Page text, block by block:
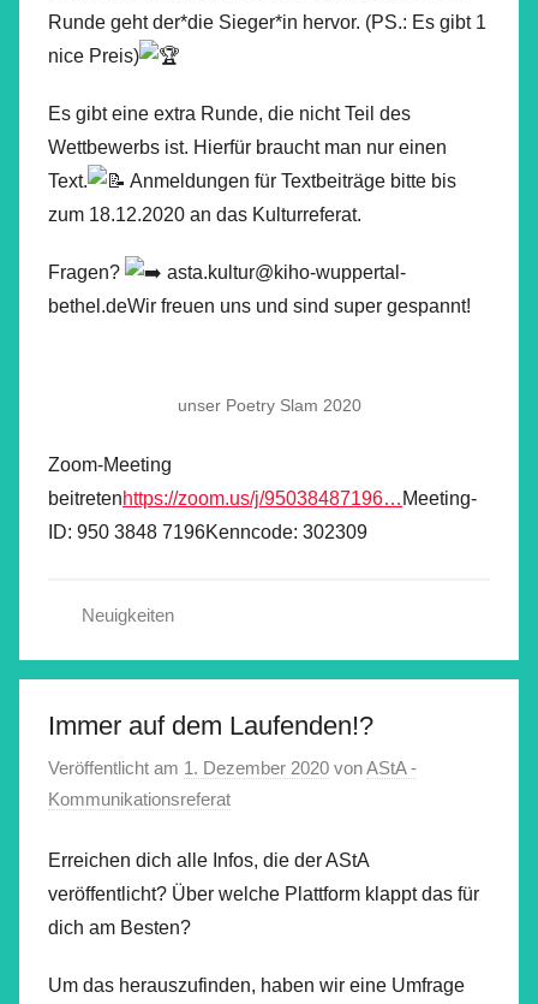
Runde geht der*die Sieger*in hervor. (PS.: Es gibt 1
nice Preis)
Es gibt eine extra Runde, die nicht Teil des
Wettbewerbs ist. Hierfür braucht man nur einen
Text.
Anmeldungen für Textbeiträge bitte bis
zum 18.12.2020 an das Kulturreferat.
Fragen?
asta.kultur@kiho-wuppertal-
bethel.deWir freuen uns und sind super gespannt!
unser Poetry Slam 2020
Zoom-Meeting
beitretenhttps://zoom.us/j/95038487196… Meeting-
ID: 950 3848 7196Kenncode: 302309
Neuigkeiten
Immer auf dem Laufenden!?
Veröffentlicht am 1. Dezember 2020 vonAStA -
Kommunikationsreferat
Erreichen dich alle Infos, die der AStA
veröffentlicht? Über welche Plattform klappt das für
dich am Besten?
Um das herauszufinden, haben wir eine Umfrage